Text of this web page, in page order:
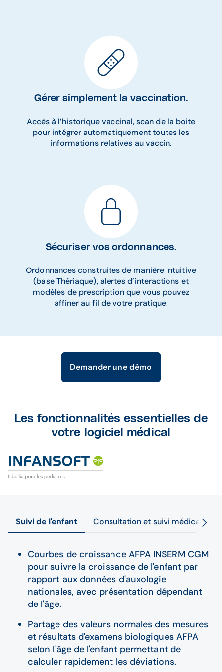
Gérer simplement la vaccination.​
Accès à l’historique vaccinal, scan de la boite
pour intégrer automatiquement toutes les
informations relatives au vaccin.​
Sécuriser vos ordonnances.​
Ordonnances construites de manière intuitive
(base Thériaque), alertes d’interactions et
modèles de prescription que vous pouvez
affiner au fil de votre pratique.
Demander une démo
Les fonctionnalités essentielles de
votre logiciel médical
Suivi de l'enfant Consultation et suivi médical
Courbes de croissance AFPA INSERM CGM
pour suivre la croissance de l'enfant par
rapport aux données d'auxologie
nationales, avec présentation dépendant
de l'âge.
Partage des valeurs normales des mesures
et résultats d'examens biologiques AFPA
selon l'âge de l'enfant permettant de
calculer rapidement les déviations.